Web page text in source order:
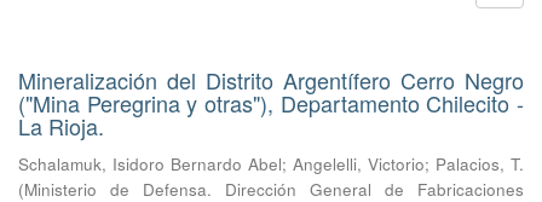
Mineralización del Distrito Argentífero Cerro Negro
("Mina Peregrina y otras"), Departamento Chilecito -
La Rioja.
Schalamuk, Isidoro Bernardo Abel; Angelelli, Victorio; Palacios, T.
(Ministerio de Defensa. Dirección General de Fabricaciones